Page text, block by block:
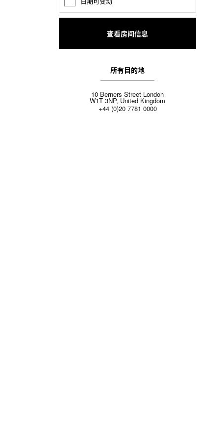
变
所有目的地
10 Berners Street London
W1T 3NP, United Kingdom
+44 (0)20 7781 0000